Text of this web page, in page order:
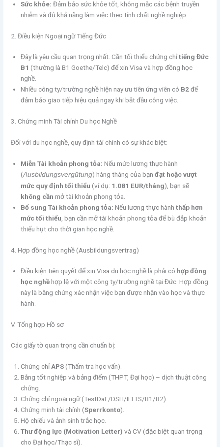
Sức khỏe: Đảm bảo sức khỏe tốt, không mắc các bệnh truyền
nhiễm và đủ khả năng làm việc theo tính chất nghề nghiệp.
2. Điều kiện Ngoại ngữ Tiếng Đức
Đây là yêu cầu quan trọng nhất. Cần tối thiểu chứng chỉtiếng Đức
B1 (thường là B1 Goethe/Telc) để xin Visa và hợp đồng học
nghề.
Nhiều công ty/trường nghề hiện nay ưu tiên ứng viên có B2để
đảm bảo giao tiếp hiệu quả ngay khi bắt đầu công việc.
3. Chứng minh Tài chính Du học Nghề
Đối với du học nghề, quy định tài chính có sự khác biệt:
Miễn Tài khoản phong tỏa: Nếu mức lương thực hành
(Ausbildungsvergütung) hàng tháng của bạnđạt hoặc vượt
mức quy định tối thiểu (ví dụ: 1.081 EUR/tháng), bạn sẽ
không cần mở tài khoản phong tỏa.
Bổ sung Tài khoản phong tỏa: Nếu lương thực hànhthấp hơn
mức tối thiểu, bạn cần mở tài khoản phong tỏa để bù đắp khoản
thiếu hụt cho thời gian học nghề.
4. Hợp đồng học nghề (Ausbildungsvertrag)
Điều kiện tiên quyết để xin Visa du học nghề là phải có hợp đồng
học nghềhợp lệ với một công ty/trường nghề tại Đức. Hợp đồng
này là bằng chứng xác nhận việc bạn được nhận vào học và thực
hành.
V. Tổng hợp Hồ sơ
Các giấy tờ quan trọng cần chuẩn bị:
Chứng chỉ APS (Thẩm tra học vấn).
Bằng tốt nghiệp và bảng điểm (THPT, Đại học) – dịch thuật công
chứng.
Chứng chỉ ngoại ngữ (TestDaF/DSH/IELTS/B1/B2).
Chứng minh tài chính (Sperrkonto).
Hộ chiếu và ảnh sinh trắc học.
Thư động lực (Motivation Letter) và CV (đặc biệt quan trọng
cho Đại học/Thạc sĩ).